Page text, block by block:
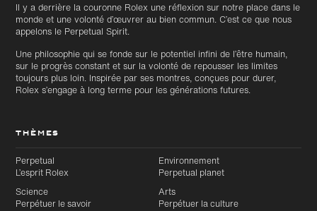
Il y a derrière la couronne Rolex une réflexion sur notre place dans le
monde et une volonté d’œuvrer au bien commun. C’est ce que nous
appelons le Perpetual Spirit.
Une philosophie qui se fonde sur le potentiel infini de l’être humain,
sur le progrès constant et sur la volonté de repousser les limites
toujours plus loin. Inspirée par ses montres, conçues pour durer,
Rolex s’engage à long terme pour les générations futures.
THÈMES
Perpetual
L’esprit Rolex
Environnement
Perpetual planet
Science
Perpétuer le savoir
Arts
Perpétuer la culture